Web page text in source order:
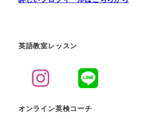
英語教室レッスン
オンライン英検コーチ